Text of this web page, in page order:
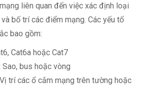
liên quan đến việc xác định loại
bố trí các điểm mạng. Các yếu tố
bao gồm:
Cat6a hoặc Cat7
Sao, bus hoặc vòng
Vị trí các ổ cắm mạng trên tường hoặc